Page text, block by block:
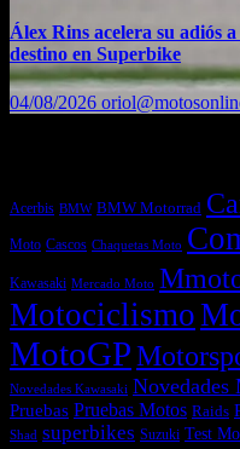
Álex Rins acelera su adiós
destino en Superbike
04/08/2026
Acerbis BMW BMW Motorrad
Moto Cascos Chaquetas Moto
Kawasaki Mercado Moto
Motociclismo
MotoGP
Novedades Kawasaki Novedades
Pruebas Pruebas Motos Raids
Shad superbikes Suzuki Test